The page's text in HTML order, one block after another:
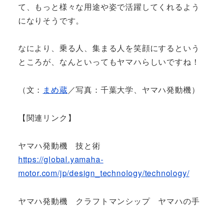
て、もっと様々な用途や姿で活躍してくれるよう
になりそうです。
なにより、乗る人、集まる人を笑顔にするという
ところが、なんといってもヤマハらしいですね！
（文： まめ蔵／写真：千葉大学、ヤマハ発動機）
【関連リンク】
ヤマハ発動機 技と術
https://global.yamaha-
motor.com/jp/design_technology/technology/
ヤマハ発動機 クラフトマンシップ ヤマハの手